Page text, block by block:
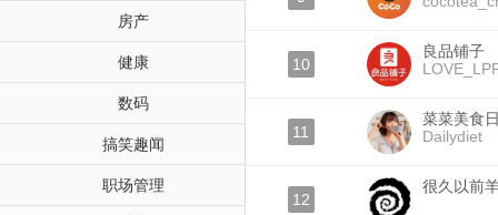
房产
健康
数码
搞笑趣闻
职场管理
10
良品铺子
11
菜菜美食
Dailydiet
12
很久以前